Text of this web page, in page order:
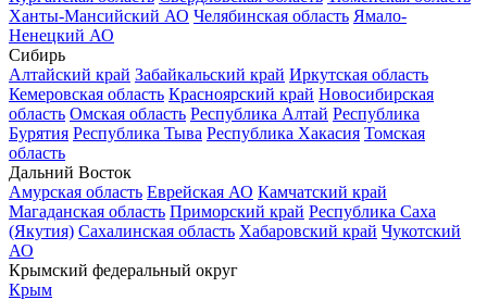
Ханты-Мансийский АО Челябинская область Ямало-
Ненецкий АО
Сибирь
Алтайский край Забайкальский край Иркутская область
Кемеровская область Красноярский край Новосибирская
область Омская область Республика Алтай Республика
Бурятия Республика Тыва Республика Хакасия Томская
область
Дальний Восток
Амурская область Еврейская АО Камчатский край
Магаданская область Приморский край Республика Саха
(Якутия) Сахалинская область Хабаровский край Чукотский
АО
Крымский федеральный округ
Крым